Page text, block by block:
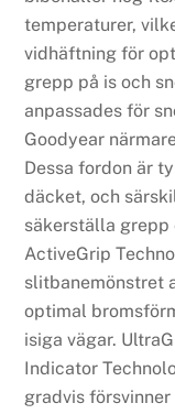
temperaturer,
vidhäftning för
grepp på is och
anpassades för
Goodyear
Dessa fordon är
däcket, och
säkerställa grepp
ActiveGrip
slitbanemönstret
optimal
isiga vägar.
Indicator
gradvis